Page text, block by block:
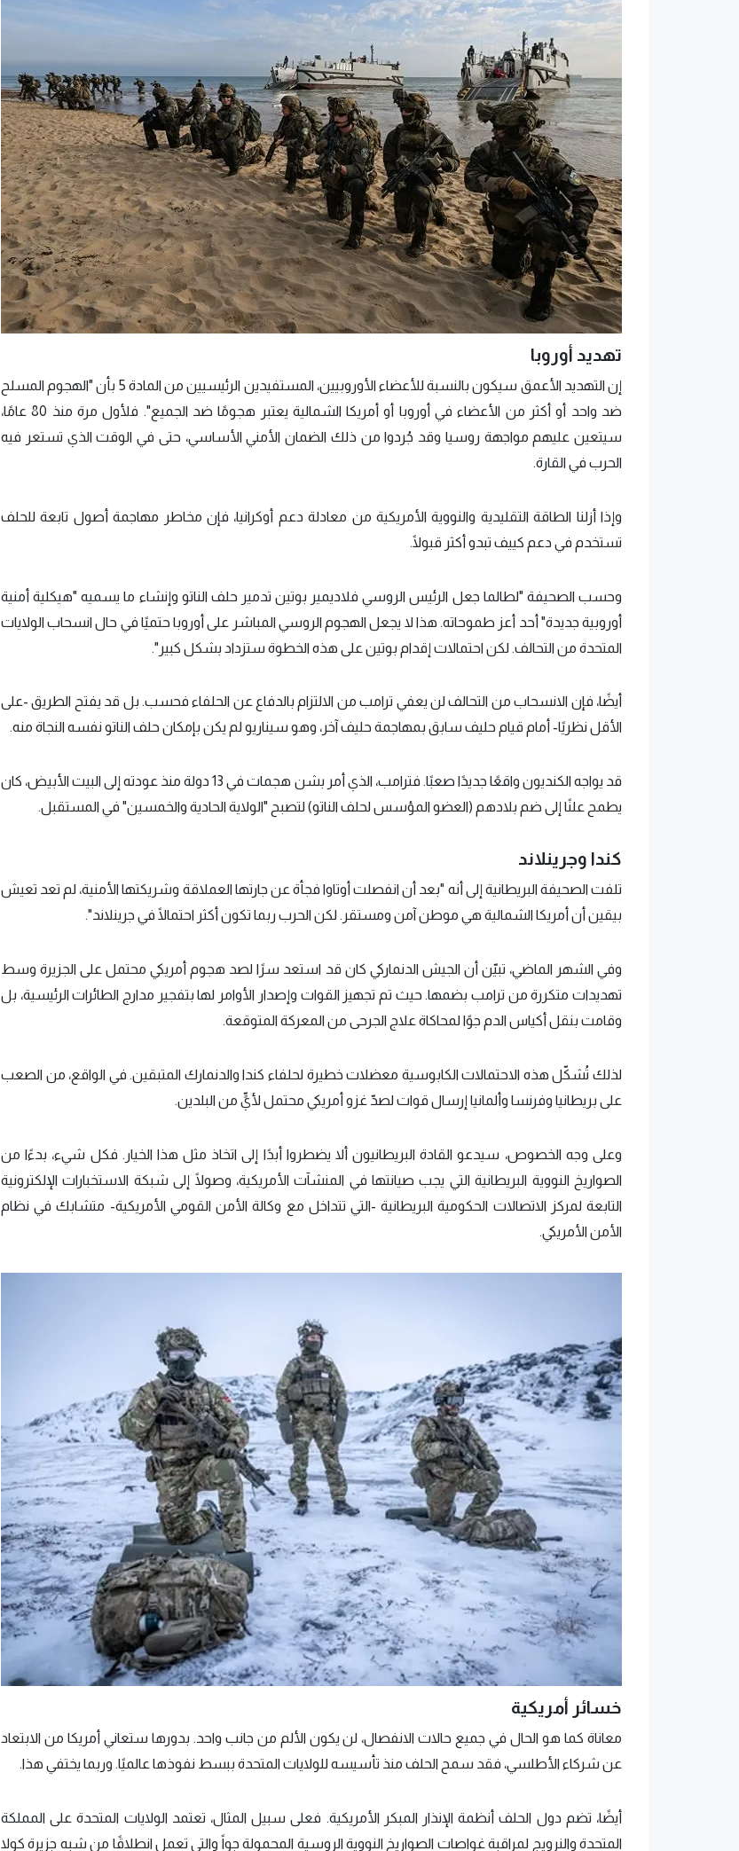
تهديد أوروبا
إن التهديد الأعمق سيكون بالنسبة للأعضاء الأوروبيين، المستفيدين الرئيسيين من المادة 5 بأن "الهجوم المسلح
ضد واحد أو أكثر من الأعضاء في أوروبا أو أمريكا الشمالية يعتبر هجومًا ضد الجميع". فلأول مرة منذ 80 عامًا،
سيتعين عليهم مواجهة روسيا وقد جُردوا من ذلك الضمان الأمني ​​الأساسي، حتى في الوقت الذي تستعر فيه
الحرب في القارة.
وإذا أزلنا الطاقة التقليدية والنووية الأمريكية من معادلة دعم أوكرانيا، فإن مخاطر مهاجمة أصول تابعة للحلف
تستخدم في دعم كييف تبدو أكثر قبولًا.
وحسب الصحيفة "لطالما جعل الرئيس الروسي فلاديمير بوتين تدمير حلف الناتو وإنشاء ما يسميه "هيكلية أمنية
أوروبية جديدة" أحد أعز طموحاته. هذا لا يجعل الهجوم الروسي المباشر على أوروبا حتميًا في حال انسحاب الولايات
المتحدة من التحالف. لكن احتمالات إقدام بوتين على هذه الخطوة ستزداد بشكل كبير".
أيضًا، فإن الانسحاب من التحالف لن يعفي ترامب من الالتزام بالدفاع عن الحلفاء فحسب. بل قد يفتح الطريق -على
الأقل نظريًا- أمام قيام حليف سابق بمهاجمة حليف آخر، وهو سيناريو لم يكن بإمكان حلف الناتو نفسه النجاة منه.
قد يواجه الكنديون واقعًا جديدًا صعبًا. فترامب، الذي أمر بشن هجمات في 13 دولة منذ عودته إلى البيت الأبيض، كان
يطمح علنًا إلى ضم بلادهم (العضو المؤسس لحلف الناتو) لتصبح "الولاية الحادية والخمسين" في المستقبل.
كندا وجرينلاند
تلفت الصحيفة البريطانية إلى أنه "بعد أن انفصلت أوتاوا فجأة عن جارتها العملاقة وشريكتها الأمنية، لم تعد تعيش
بيقين أن أمريكا الشمالية هي موطن آمن ومستقر. لكن الحرب ربما تكون أكثر احتمالًا في جرينلاند".
وفي الشهر الماضي، تبيّن أن الجيش الدنماركي كان قد استعد سرًا لصد هجوم أمريكي محتمل على الجزيرة وسط
تهديدات متكررة من ترامب بضمها. حيث تم تجهيز القوات وإصدار الأوامر لها بتفجير مدارج الطائرات الرئيسية، بل
وقامت بنقل أكياس الدم جوًا لمحاكاة علاج الجرحى من المعركة المتوقعة.
لذلك تُشكّل هذه الاحتمالات الكابوسية معضلات خطيرة لحلفاء كندا والدنمارك المتبقين. في الواقع، من الصعب
على بريطانيا وفرنسا وألمانيا إرسال قوات لصدّ غزو أمريكي محتمل لأيٍّ من البلدين.
وعلى وجه الخصوص، سيدعو القادة البريطانيون ألا يضطروا أبدًا إلى اتخاذ مثل هذا الخيار. فكل شيء، بدءًا من
الصواريخ النووية البريطانية التي يجب صيانتها في المنشآت الأمريكية، وصولًا إلى شبكة الاستخبارات الإلكترونية
التابعة لمركز الاتصالات الحكومية البريطانية -التي تتداخل مع وكالة الأمن القومي الأمريكية- متشابك في نظام
الأمن الأمريكي.
خسائر أمريكية
معاناة كما هو الحال في جميع حالات الانفصال، لن يكون الألم من جانب واحد. بدورها ستعاني أمريكا من الابتعاد
عن شركاء الأطلسي، فقد سمح الحلف منذ تأسيسه للولايات المتحدة ببسط نفوذها عالميًا. وربما يختفي هذا.
أيضًا، تضم دول الحلف أنظمة الإنذار المبكر الأمريكية. فعلى سبيل المثال، تعتمد الولايات المتحدة على المملكة
المتحدة والنرويج لمراقبة غواصات الصواريخ النووية الروسية المحمولة جواً والتي تعمل انطلاقًا من شبه جزيرة كولا